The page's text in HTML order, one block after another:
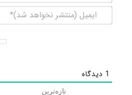
1 دیدگاه
تازه‌ترین